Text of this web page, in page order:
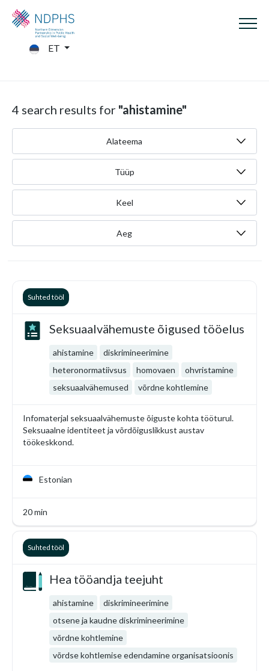
ET
4 search results for "ahistamine"
Alateema
Tüüp
Keel
Aeg
Seksuaalvähemuste õigused tööelus
ahistamine
diskrimineerimine
heteronormatiivsus
homovaen
ohvristamine
seksuaalvähemused
võrdne kohtlemine
Infomaterjal seksuaalvähemuste õiguste kohta tööturul.
Seksuaalne identiteet ja võrdõiguslikkust austav
töökeskkond.
Estonian
20 min
Suhted tööl
Hea tööandja teejuht
ahistamine
diskrimineerimine
otsene ja kaudne diskrimineerimine
võrdne kohtlemine
võrdse kohtlemise edendamine organisatsioonis
Suhted tööl